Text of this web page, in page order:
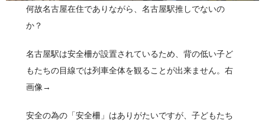
何故名古屋在住でありながら、名古屋駅推しでないの
か？
名古屋駅は安全柵が設置されているため、背の低い子ど
もたちの目線では列車全体を観ることが出来ません。右
画像→
安全の為の「安全柵」はありがたいですが、子どもたち